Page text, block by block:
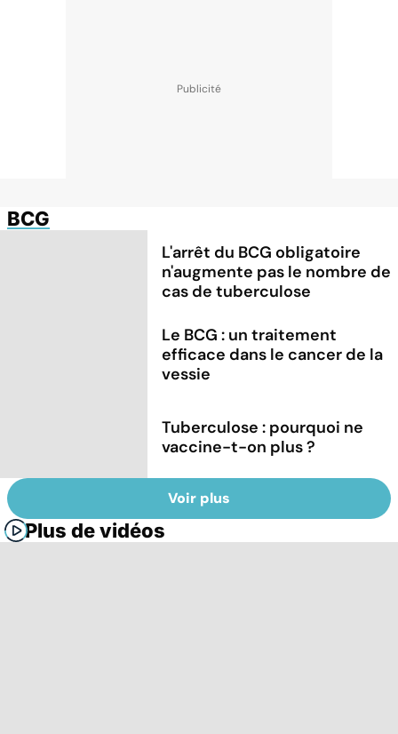
BCG
L'arrêt du BCG obligatoire
n'augmente pas le nombre de
cas de tuberculose
Le BCG : un traitement
efficace dans le cancer de la
vessie
Tuberculose : pourquoi ne
vaccine-t-on plus ?
Voir plus
Plus de vidéos